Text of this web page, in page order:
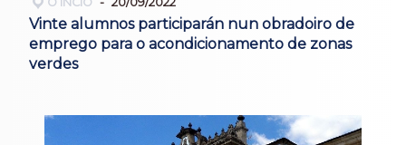
Vinte alumnos participarán nun obradoiro de
emprego para o acondicionamento de zonas
verdes